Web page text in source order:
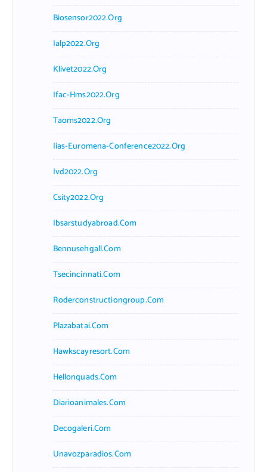
Biosensor2022.org
Ialp2022.org
Klivet2022.org
Ifac-Hms2022.org
Taoms2022.org
Iias-Euromena-Conference2022.org
Ivd2022.org
Csity2022.org
Ibsarstudyabroad.com
Bennusehgall.com
Tsecincinnati.com
Roderconstructiongroup.com
Plazabatai.com
Hawkscayresort.com
Hellonquads.com
Diarioanimales.com
Decogaleri.com
Unavozparadios.com